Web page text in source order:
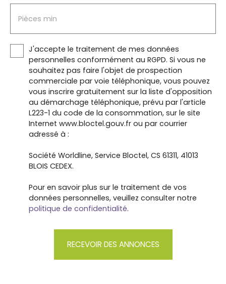
Pièces min
J'accepte le traitement de mes données
personnelles conformément au RGPD. Si vous ne
souhaitez pas faire l'objet de prospection
commerciale par voie téléphonique, vous pouvez
vous inscrire gratuitement sur la liste d'opposition
au démarchage téléphonique, prévu par l'article
L223-1 du code de la consommation, sur le site
Internet www.bloctel.gouv.fr ou par courrier
adressé à :
Société Worldline, Service Bloctel, CS 61311, 41013
BLOIS CEDEX.
Pour en savoir plus sur le traitement de vos
données personnelles, veuillez consulter notre
politique de confidentialité.
RECEVOIR DES ANNONCES